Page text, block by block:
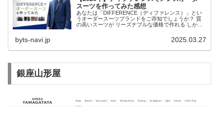
スーツを作ってみた感想
あなたは「DIFFERENCE（ディファレンス）」とい
うオーダースーツブランドをご存知でしょうか？ 質
の高いスーツが リーズナブルな価格で作れる しかも
なったので実際に仕立ててみました。 本記...
byts-navi.jp 2025.03.27
銀座山形屋